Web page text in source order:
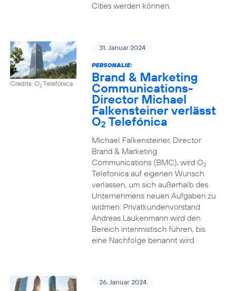
Cities werden können.
Credits: O2Telefónica
31. Januar 2024
PERSONALIE:
Brand & Marketing
Communications-
Director Michael
Falkensteiner verlässt
O2 Telefónica
Michael Falkensteiner, Director
Brand & Marketing
Communications (BMC), wird O2
Telefonica auf eigenen Wunsch
verlassen, um sich außerhalb des
Unternehmens neuen Aufgaben zu
widmen. Privatkundenvorstand
Andreas Laukenmann wird den
Bereich interimistisch führen, bis
eine Nachfolge benannt wird.
26. Januar 2024